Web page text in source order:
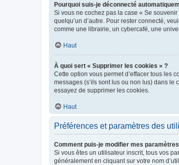
Pourquoi suis-je déconnecté
Si vous ne cochez pas la case « Se
quelqu’un d’autre. Pour rester connecté,
comme une librairie, un cybercafé, une
Haut
À quoi sert « Supprimer les cookies » ?
Cette option vous permet d’effacer tous les
messages (s’ils sont lus ou non lus) dans
essayez de supprimer les cookies.
Haut
Préférences et paramètres des
Comment puis-je modifier mes
Si vous êtes un utilisateur inscrit, tous vos
généralement en cliquant sur votre nom